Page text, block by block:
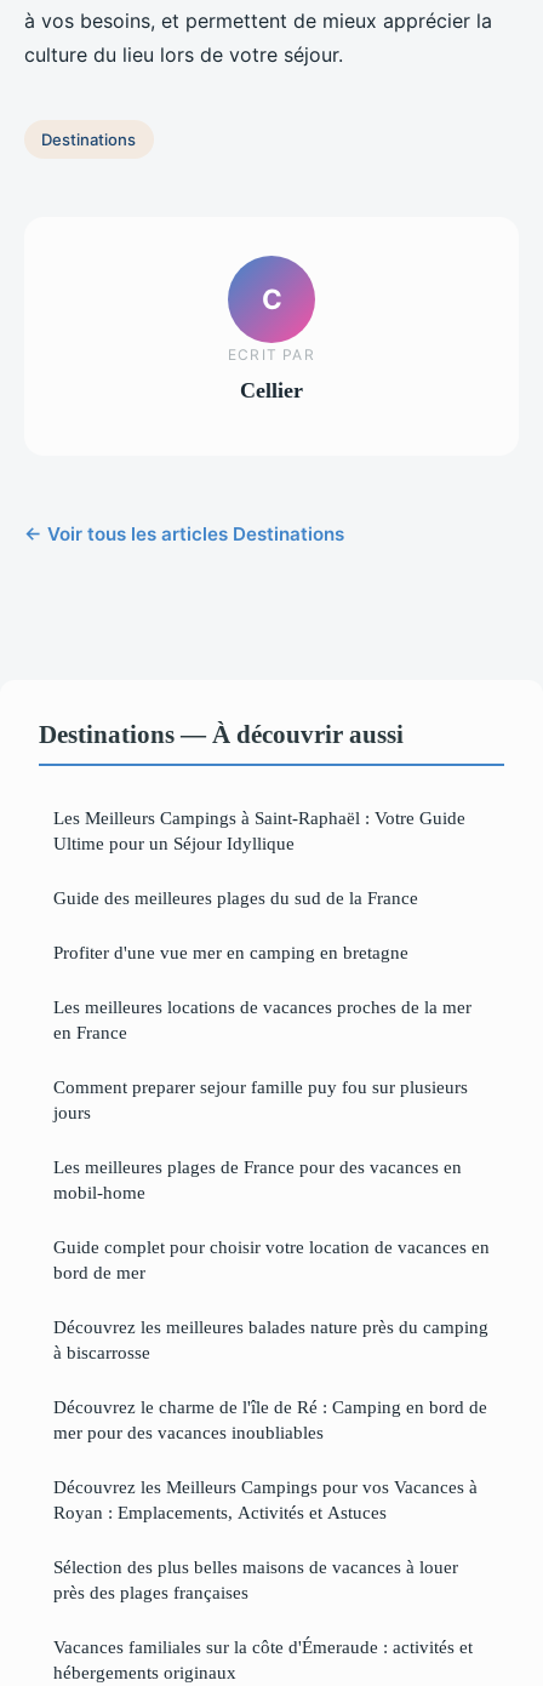
à vos besoins, et permettent de mieux apprécier la
culture du lieu lors de votre séjour.
Destinations
C
ECRIT PAR
Cellier
← Voir tous les articles Destinations
Destinations — À découvrir aussi
Les Meilleurs Campings à Saint-Raphaël : Votre Guide
Ultime pour un Séjour Idyllique
Guide des meilleures plages du sud de la France
Profiter d'une vue mer en camping en bretagne
Les meilleures locations de vacances proches de la mer
en France
Comment preparer sejour famille puy fou sur plusieurs
jours
Les meilleures plages de France pour des vacances en
mobil-home
Guide complet pour choisir votre location de vacances en
bord de mer
Découvrez les meilleures balades nature près du camping
à biscarrosse
Découvrez le charme de l'île de Ré : Camping en bord de
mer pour des vacances inoubliables
Découvrez les Meilleurs Campings pour vos Vacances à
Royan : Emplacements, Activités et Astuces
Sélection des plus belles maisons de vacances à louer
près des plages françaises
Vacances familiales sur la côte d'Émeraude : activités et
hébergements originaux